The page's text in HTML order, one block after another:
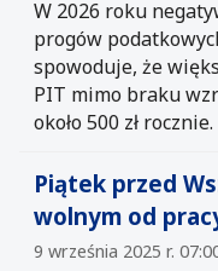
W 2026 roku
progów
spowoduje, że
PIT mimo braku
około 500 zł rocznie.
Piątek przed
wolnym od
9 września 2025 r.